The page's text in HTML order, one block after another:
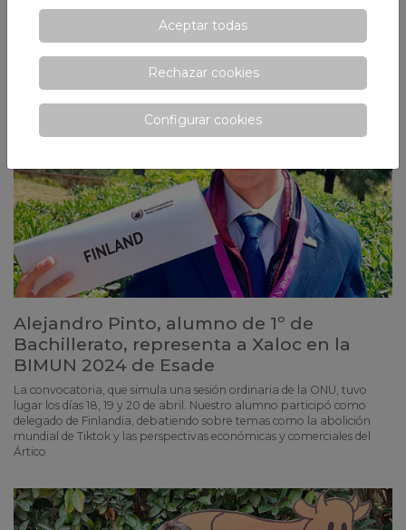
recuerden de dónde vienen y el maravilloso recorrido realizado
Alejandro Pinto, alumno de 1º de
Bachillerato, representa a Xaloc en la
BIMUN 2024 de Esade
La convocatoria, que simula una sesión ordinaria de la ONU, tuvo
lugar los días 18, 19 y 20 de abril. Nuestro alumno participó como
delegado de Finlandia, debatiendo sobre temas como la abolición
mundial de Tiktok y las perspectivas económicas y comerciales del
Ártico
Aceptar todas
Rechazar cookies
Configurar cookies